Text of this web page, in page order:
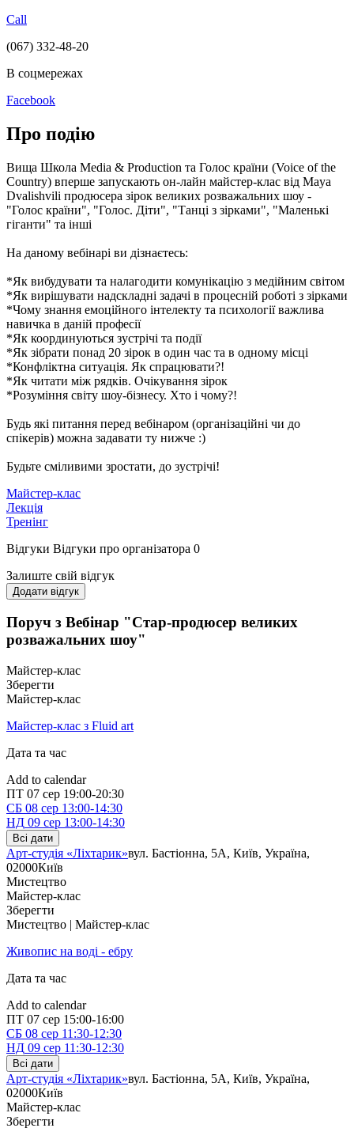
Call
(067) 332-48-20
В соцмережах
Facebook
Про подію
Вища Школа Media & Production та Голос країни (Voice of the
Country) вперше запускають он-лайн майстер-клас від Maya
Dvalishvili продюсера зірок великих розважальних шоу -
"Голос країни", "Голос. Діти", "Танці з зірками", "Маленькі
гіганти" та інші
На даному вебінарі ви дізнаєтесь:
*Як вибудувати та налагодити комунікацію з медійним світом
*Як вирішувати надскладні задачі в процесній роботі з зірками
*Чому знання емоційного інтелекту та психології важлива
навичка в даній професії
*Як координуються зустрічі та події
*Як зібрати понад 20 зірок в один час та в одному місці
*Конфліктна ситуація. Як спрацювати?!
*Як читати між рядків. Очікування зірок
*Розуміння світу шоу-бізнесу. Хто і чому?!
Будь які питання перед вебінаром (організаційні чи до
спікерів) можна задавати ту нижче :)
Будьте сміливими зростати, до зустрічі!
Майстер-клас
Лекція
Тренінг
Відгуки Відгуки про організатора 0
Залиште свій відгук
Додати відгук
Поруч з Вебінар "Стар-продюсер великих
розважальних шоу"
Майстер-клас
Зберегти
Майстер-клас
Майстер-клас з Fluid art
Дата та час
Add to calendar
ПТ 07 сер 19:00-20:30
СБ 08 сер 13:00-14:30
НД 09 сер 13:00-14:30
Всі дати
Арт-студія «Ліхтарик»вул. Бастіонна, 5А, Київ, Україна,
02000Київ
Мистецтво
Майстер-клас
Зберегти
Мистецтво | Майстер-клас
Живопис на воді - ебру
Дата та час
Add to calendar
ПТ 07 сер 15:00-16:00
СБ 08 сер 11:30-12:30
НД 09 сер 11:30-12:30
Всі дати
Арт-студія «Ліхтарик»вул. Бастіонна, 5А, Київ, Україна,
02000Київ
Майстер-клас
Зберегти